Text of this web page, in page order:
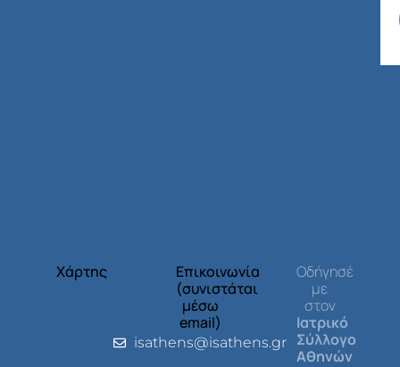
Χάρτης
Επικοινωνία
(συνιστάται
μέσω
email)
isathens@isathens.gr
Οδήγησέ
με
στον
Ιατρικό
Σύλλογο
Αθηνών